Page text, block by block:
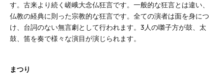
す。古来より続く嵯峨大念仏狂言です。一般的な狂言とは違い、
仏教の経典に則った宗教的な狂言です。全ての演者は面を身につ
け、台詞のない無言劇として行われます。3人の囃子方が鼓、太
鼓、笛を奏で様々な演目が演じられます。
まつり